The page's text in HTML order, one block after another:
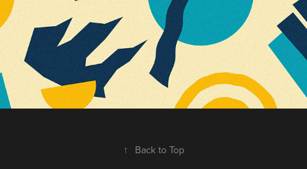
↑ Back to Top